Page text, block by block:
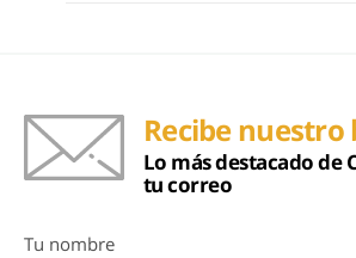
Recibe nuestro
Lo más destacado de
tu correo
Tu nombre